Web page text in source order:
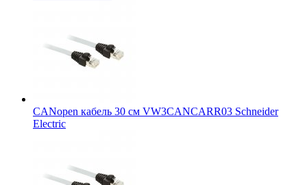
CANopen кабель 30 см VW3CANCARR03 Schneider
Electric